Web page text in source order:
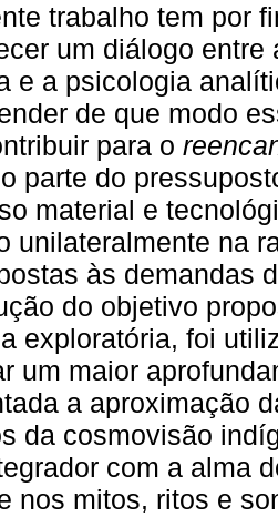
trabalho tem por
um diálogo entre
e a psicologia
de que modo
para o
parte do
material e
unilateralmente na
às demandas
do objetivo
exploratória, foi
um maior
a aproximação
da cosmovisão
com a alma
nos mitos, ritos e